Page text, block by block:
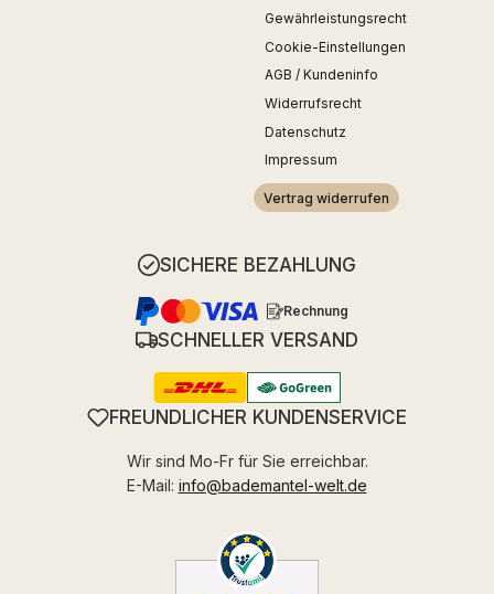
Gewährleistungsrecht
Cookie-Einstellungen
AGB / Kundeninfo
Widerrufsrecht
Datenschutz
Impressum
Vertrag widerrufen
SICHERE BEZAHLUNG
Rechnung
SCHNELLER VERSAND
FREUNDLICHER KUNDENSERVICE
Wir sind Mo-Fr für Sie erreichbar.
E-Mail: info@bademantel-welt.de